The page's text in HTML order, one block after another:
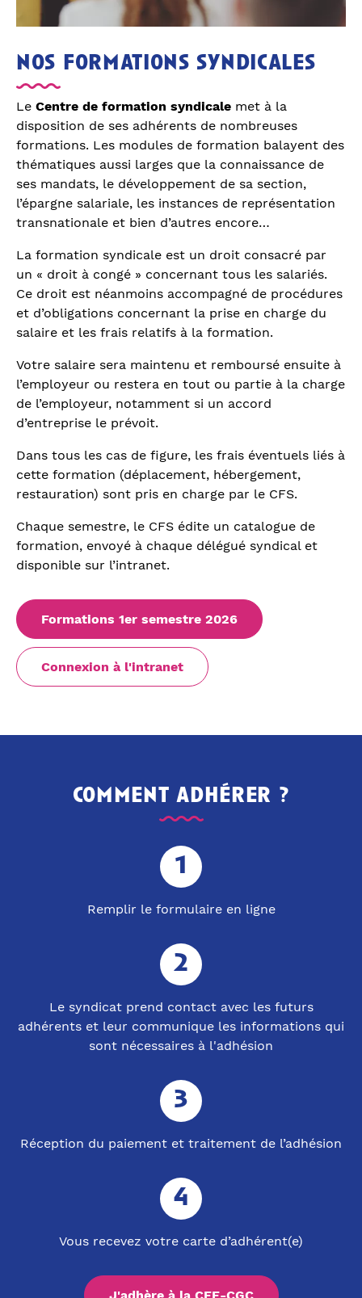
nos formations syndicales
Le Centre de formation syndicale met à la
disposition de ses adhérents de nombreuses
formations. Les modules de formation balayent des
thématiques aussi larges que la connaissance de
ses mandats, le développement de sa section,
l’épargne salariale, les instances de représentation
transnationale et bien d’autres encore…
La formation syndicale est un droit consacré par
un « droit à congé » concernant tous les salariés.
Ce droit est néanmoins accompagné de procédures
et d’obligations concernant la prise en charge du
salaire et les frais relatifs à la formation.
Votre salaire sera maintenu et remboursé ensuite à
l’employeur ou restera en tout ou partie à la charge
de l’employeur, notamment si un accord
d’entreprise le prévoit.
Dans tous les cas de figure, les frais éventuels liés à
cette formation (déplacement, hébergement,
restauration) sont pris en charge par le CFS.
Chaque semestre, le CFS édite un catalogue de
formation, envoyé à chaque délégué syndical et
disponible sur l’intranet.
Formations 1er semestre 2026
Connexion à l'intranet
comment adhérer ?
Remplir le formulaire en ligne
Le syndicat prend contact avec les futurs
adhérents et leur communique les informations qui
sont nécessaires à l'adhésion
Réception du paiement et traitement de l’adhésion
Vous recevez votre carte d’adhérent(e)